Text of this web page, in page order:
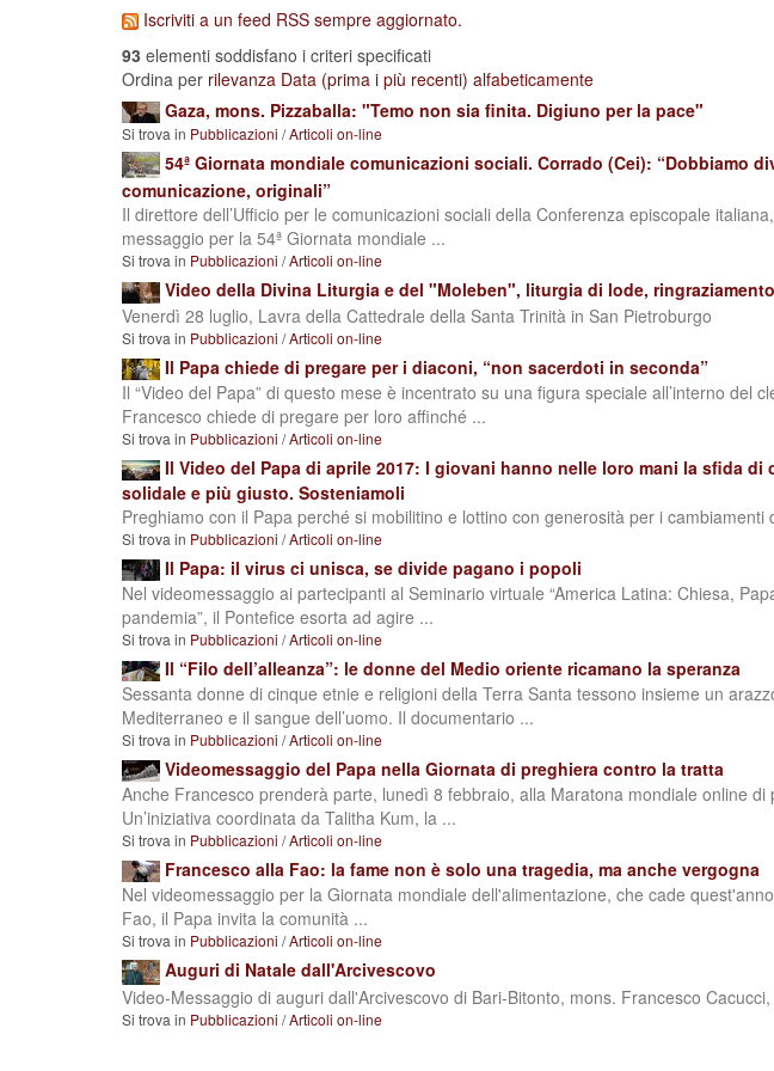
Iscriviti a un feed RSS sempre aggiornato.
93 elementi soddisfano i criteri specificati
Ordina per rilevanza Data (prima i più recenti) alfabeticamente
Gaza, mons. Pizzaballa: "Temo non sia finita. Digiuno per la pace"
Si trova in Pubblicazioni /Articoli on-line
54ª Giornata mondiale comunicazioni sociali. Corrado (Cei): “Dobbiamo
comunicazione, originali”
Il direttore dell’Ufficio per le comunicazioni sociali della Conferenza episcopale
messaggio per la 54ª Giornata mondiale ...
Si trova in Pubblicazioni /Articoli on-line
Video della Divina Liturgia e del "Moleben", liturgia di lode,
Venerdì 28 luglio, Lavra della Cattedrale della Santa Trinità in San Pietroburgo
Si trova in Pubblicazioni /Articoli on-line
Il Papa chiede di pregare per i diaconi, “non sacerdoti in seconda”
Il “Video del Papa” di questo mese è incentrato su una figura speciale all’interno del
Francesco chiede di pregare per loro affinché ...
Si trova in Pubblicazioni /Articoli on-line
Il Video del Papa di aprile 2017: I giovani hanno nelle loro mani la sfida
solidale e più giusto. Sosteniamoli
Preghiamo con il Papa perché si mobilitino e lottino con generosità per i cambiamenti
Si trova in Pubblicazioni /Articoli on-line
Il Papa: il virus ci unisca, se divide pagano i popoli
Nel videomessaggio ai partecipanti al Seminario virtuale “America Latina: Chiesa,
pandemia”, il Pontefice esorta ad agire ...
Si trova in Pubblicazioni /Articoli on-line
Il “Filo dell’alleanza”: le donne del Medio oriente ricamano la speranza
Sessanta donne di cinque etnie e religioni della Terra Santa tessono insieme un
Mediterraneo e il sangue dell’uomo. Il documentario ...
Si trova in Pubblicazioni /Articoli on-line
Videomessaggio del Papa nella Giornata di preghiera contro la tratta
Anche Francesco prenderà parte, lunedì 8 febbraio, alla Maratona mondiale online di
Un’iniziativa coordinata da Talitha Kum, la ...
Si trova in Pubblicazioni /Articoli on-line
Francesco alla Fao: la fame non è solo una tragedia, ma anche vergogna
Nel videomessaggio per la Giornata mondiale dell'alimentazione, che cade
Fao, il Papa invita la comunità ...
Si trova in Pubblicazioni /Articoli on-line
Auguri di Natale dall'Arcivescovo
Video-Messaggio di auguri dall'Arcivescovo di Bari-Bitonto, mons. Francesco
Si trova in Pubblicazioni /Articoli on-line